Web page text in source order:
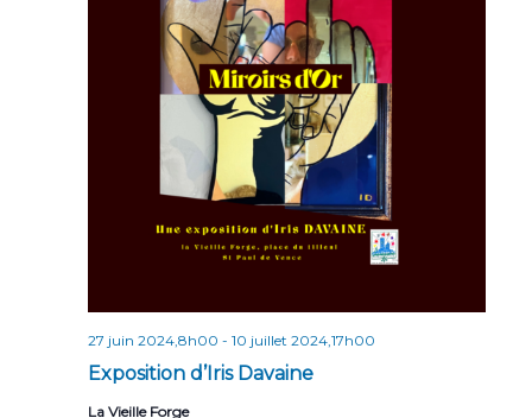
Exposition d’Iris Davaine
27 juin 2024,8h00 - 10 juillet 2024,17h00
La Vieille Forge